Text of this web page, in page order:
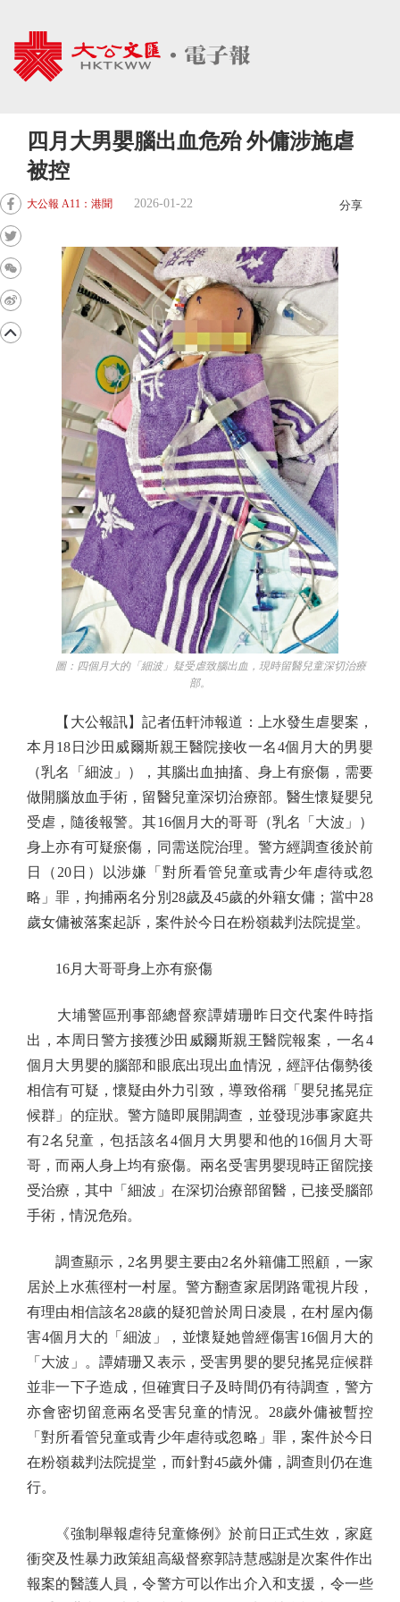
四月大男嬰腦出血危殆 外傭涉施虐
被控
大公報 A11：港聞 2026-01-22 分享
圖：四個月大的「細波」疑受虐致腦出血，現時留醫兒童深切治療
部。
【大公報訊】記者伍軒沛報道：上水發生虐嬰案，
本月18日沙田威爾斯親王醫院接收一名4個月大的男嬰
（乳名「細波」），其腦出血抽搐、身上有瘀傷，需要
做開腦放血手術，留醫兒童深切治療部。醫生懷疑嬰兒
受虐，隨後報警。其16個月大的哥哥（乳名「大波」）
身上亦有可疑瘀傷，同需送院治理。警方經調查後於前
日（20日）以涉嫌「對所看管兒童或青少年虐待或忽
略」罪，拘捕兩名分別28歲及45歲的外籍女傭；當中28
歲女傭被落案起訴，案件於今日在粉嶺裁判法院提堂。
16月大哥哥身上亦有瘀傷
大埔警區刑事部總督察譚婧珊昨日交代案件時指
出，本周日警方接獲沙田威爾斯親王醫院報案，一名4
個月大男嬰的腦部和眼底出現出血情況，經評估傷勢後
相信有可疑，懷疑由外力引致，導致俗稱「嬰兒搖晃症
候群」的症狀。警方隨即展開調查，並發現涉事家庭共
有2名兒童，包括該名4個月大男嬰和他的16個月大哥
哥，而兩人身上均有瘀傷。兩名受害男嬰現時正留院接
受治療，其中「細波」在深切治療部留醫，已接受腦部
手術，情況危殆。
調查顯示，2名男嬰主要由2名外籍傭工照顧，一家
居於上水蕉徑村一村屋。警方翻查家居閉路電視片段，
有理由相信該名28歲的疑犯曾於周日凌晨，在村屋內傷
害4個月大的「細波」，並懷疑她曾經傷害16個月大的
「大波」。譚婧珊又表示，受害男嬰的嬰兒搖晃症候群
並非一下子造成，但確實日子及時間仍有待調查，警方
亦會密切留意兩名受害兒童的情況。28歲外傭被暫控
「對所看管兒童或青少年虐待或忽略」罪，案件於今日
在粉嶺裁判法院提堂，而針對45歲外傭，調查則仍在進
行。
《強制舉報虐待兒童條例》於前日正式生效，家庭
衝突及性暴力政策組高級督察郭詩慧感謝是次案件作出
報案的醫護人員，令警方可以作出介入和支援，令一些